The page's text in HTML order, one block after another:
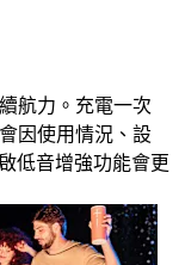
航力。充電一次
因使用情況、設
低音增強功能會更